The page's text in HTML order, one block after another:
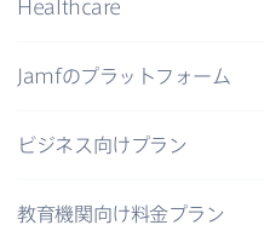
Healthcare
Jamfの​プラットフォーム
ビジネス向けプラン
教育機関向け料金プラン